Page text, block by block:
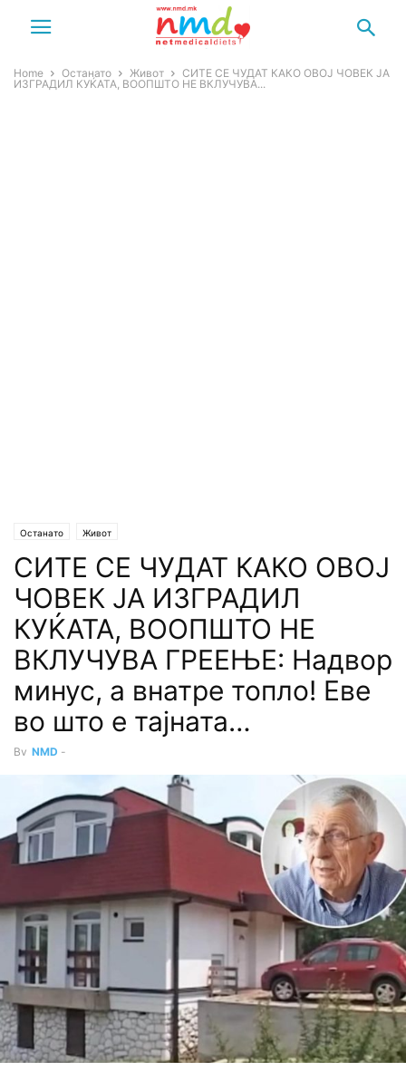
Home Останато Живот
СИТЕ СЕ ЧУДАТ КАКО ОВОЈ ЧОВЕК ЈА
ИЗГРАДИЛ КУЌАТА, ВООПШТО НЕ ВКЛУЧУВА...
Останато Живот
СИТЕ СЕ ЧУДАТ КАКО ОВОЈ
ЧОВЕК ЈА ИЗГРАДИЛ
КУЌАТА, ВООПШТО НЕ
ВКЛУЧУВА ГРЕЕЊЕ: Надвор
минус, а внатре топло! Еве
во што е тајната…
By NMD -